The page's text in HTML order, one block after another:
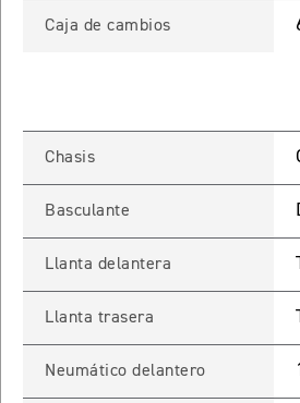
Precio desde $20.090.000
ROCKET 3 STORM R
Precio desde $26.590.000
ROCKET 3 STORM GT
Precio desde $28.590.000
Caja de cambios
Chasis
Basculante
Llanta delantera
Llanta trasera
Neumático delantero